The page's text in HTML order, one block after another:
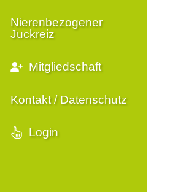
Nierenbezogener
Juckreiz
Mitgliedschaft
Kontakt / Datenschutz
Login